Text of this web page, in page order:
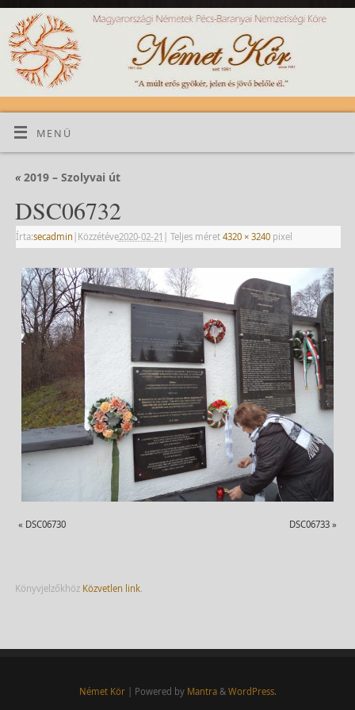
MENÜ
«2019 – Szolyvai út
DSC06732
Írta:secadmin | Közzétéve2020-02-21 | Teljes méret 4320 × 3240pixel
« DSC06730 DSC06733 »
Könyvjelzőkhöz Közvetlen link.
Német Kör| Powered by Mantra& WordPress.